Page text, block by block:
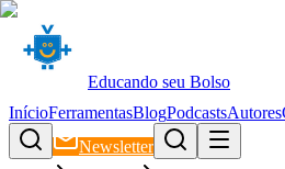
Educando seu Bolso
InícioFerramentasBlogPodcastsAutores
Newsletter